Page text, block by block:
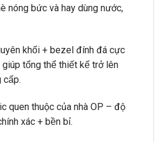
nóng bức và hay dùng nước,
khối + bezel đính đá cực
giúp tổng thể thiết kế trở lên
cấp.
quen thuộc của nhà OP – độ
xác + bền bỉ.